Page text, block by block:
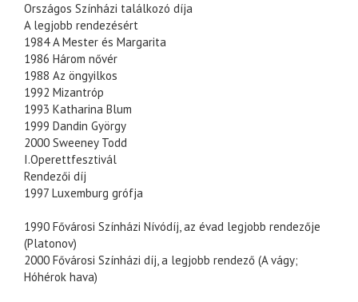
Országos Színházi találkozó díja
A legjobb rendezésért
1984 A Mester és Margarita
1986 Három nővér
1988 Az öngyilkos
1992 Mizantróp
1993 Katharina Blum
1999 Dandin György
2000 Sweeney Todd
I.Operettfesztivál
Rendezői díj
1997 Luxemburg grófja
1990 Fővárosi Színházi Nívódíj, az évad legjobb rendezője
(Platonov)
2000 Fővárosi Színházi díj, a legjobb rendező (A vágy;
Hóhérok hava)